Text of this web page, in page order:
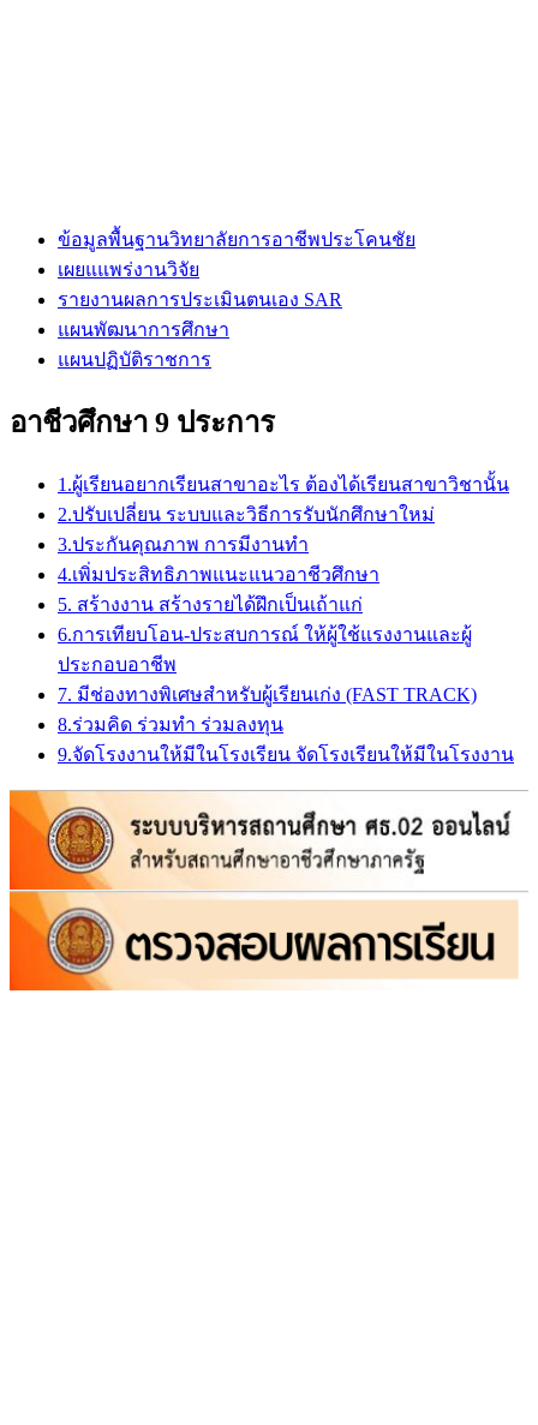
ข้อมูลพื้นฐานวิทยาลัยการอาชีพประโคนชัย
เผยแแพร่งานวิจัย
รายงานผลการประเมินตนเอง SAR
แผนพัฒนาการศึกษา
แผนปฏิบัติราชการ
อาชีวศึกษา 9 ประการ
1.ผู้เรียนอยากเรียนสาขาอะไร ต้องได้เรียนสาขาวิชานั้น
2.ปรับเปลี่ยน ระบบและวิธีการรับนักศึกษาใหม่
3.ประกันคุณภาพ การมีงานทำ
4.เพิ่มประสิทธิภาพแนะแนวอาชีวศึกษา
5. สร้างงาน สร้างรายได้ฝึกเป็นเถ้าแก่
6.การเทียบโอน-ประสบการณ์ ให้ผู้ใช้แรงงานและผู้
ประกอบอาชีพ
7. มีช่องทางพิเศษสำหรับผู้เรียนเก่ง (FAST TRACK)
8.ร่วมคิด ร่วมทำ ร่วมลงทุน
9.จัดโรงงานให้มีในโรงเรียน จัดโรงเรียนให้มีในโรงงาน